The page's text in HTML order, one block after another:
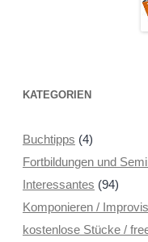
KATEGORIEN
Buchtipps (4)
Fortbildungen und
Interessantes (94)
Komponieren /
kostenlose Stücke /